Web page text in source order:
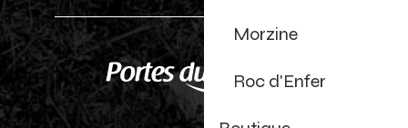
Morzine
Roc d'Enfer